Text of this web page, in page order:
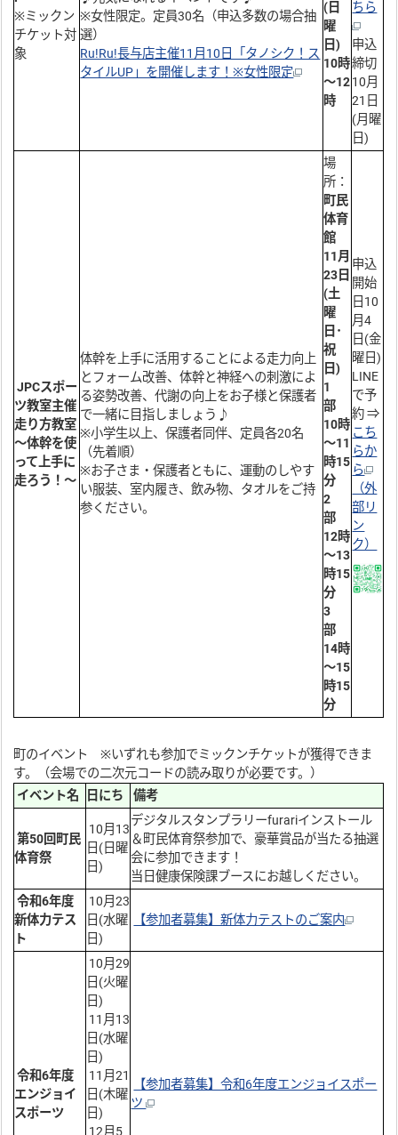
※ミックン
チケット対
象
※女性限定。定員30名（申込多数の場合抽
選）
Ru!Ru!長与店主催11月10日「タノシク！ス
タイルUP」を開催します！※女性限定
(日
曜
日)
10時
～12
時
ちら
申込
締切
10月
21日
(月曜
日)
JPCスポー
ツ教室主催
走り方教室
～体幹を使
って上手に
走ろう！～
体幹を上手に活用することによる走力向上
とフォーム改善、体幹と神経への刺激によ
る姿勢改善、代謝の向上をお子様と保護者
で一緒に目指しましょう♪
※小学生以上、保護者同伴、定員各20名
（先着順）
※お子さま・保護者ともに、運動のしやす
い服装、室内履き、飲み物、タオルをご持
参ください。
場
所：
町民
体育
館
11月
23日
(土
曜
日･
祝
日)
1
部
10時
～11
時15
分
2
部
12時
～13
時15
分
3
部
14時
～15
時15
分
申込
開始
日10
月4
日(金
曜日)
LINE
で予
約 ⇒
こち
らか
ら
（外
部リ
ン
ク）
町のイベント ※いずれも参加でミックンチケットが獲得できま
す。（会場での二次元コードの読み取りが必要です。）
イベント名
日にち 備考
第50回町民
体育祭
10月13
日(日曜
日)
デジタルスタンプラリーfurariインストール
＆町民体育祭参加で、豪華賞品が当たる抽選
会に参加できます！
当日健康保険課ブースにお越しください。
令和6年度
新体力テス
ト
10月23
日(水曜
日)
【参加者募集】新体力テストのご案内
令和6年度
エンジョイ
スポーツ
10月29
日(火曜
日)
11月13
日(水曜
日)
11月21
日(木曜
日)
【参加者募集】令和6年度エンジョイスポー
ツ